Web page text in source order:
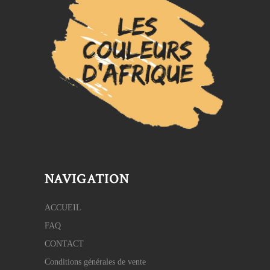
NAVIGATION
ACCUEIL
FAQ
CONTACT
Conditions générales de vente